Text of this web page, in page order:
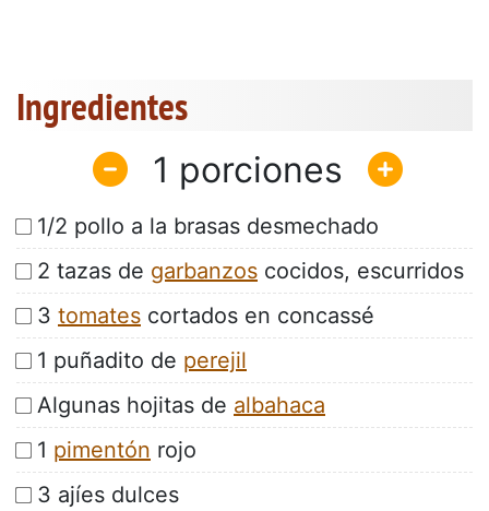
Ingredientes
1
1/2 pollo a la brasas desmechado
2 tazas de garbanzos cocidos, escurridos
3 tomates cortados en concassé
1 puñadito de perejil
Algunas hojitas de albahaca
1 pimentón rojo
3 ajíes dulces